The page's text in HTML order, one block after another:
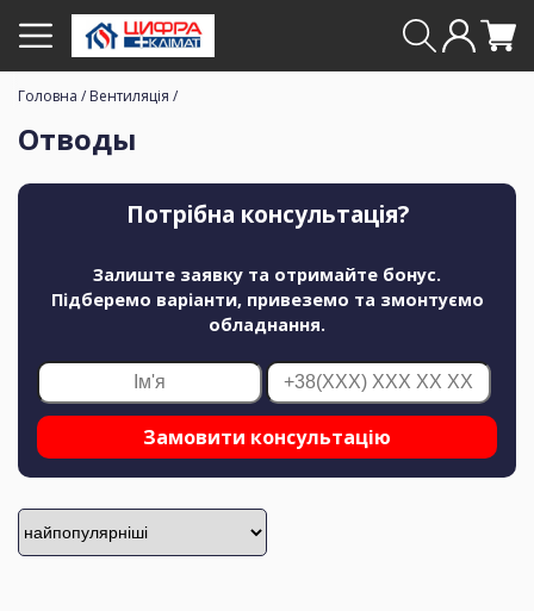
Головна / Вентиляція /
Отводы
Потрібна консультація?
Залиште заявку та отримайте бонус.
Підберемо варіанти, привеземо та змонтуємо
обладнання.
Замовити консультацію